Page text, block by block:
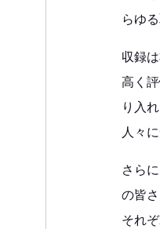
らゆ
収録
高く
り入
人々
さら
の皆
それ